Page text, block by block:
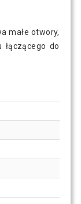
małe otwory,
łączącego do